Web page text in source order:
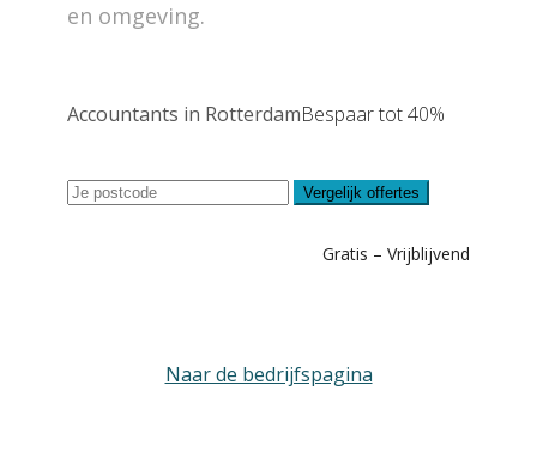
en omgeving.
Accountants in RotterdamBespaar tot 40%
Vergelijk offertes
Gratis – Vrijblijvend
Naar de bedrijfspagina